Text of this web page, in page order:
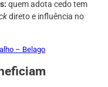
quem adota cedo tem
direto e influência no
– Belago